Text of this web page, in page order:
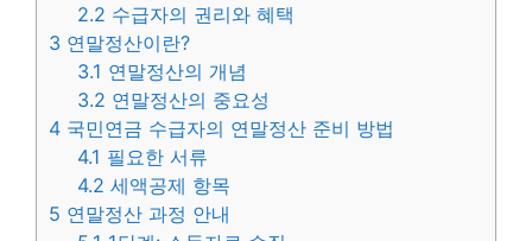
2.2 수급자의 권리와 혜택
3 연말정산이란?
3.1 연말정산의 개념
3.2 연말정산의 중요성
4 국민연금 수급자의 연말정산 준비 방법
4.1 필요한 서류
4.2 세액공제 항목
5 연말정산 과정 안내